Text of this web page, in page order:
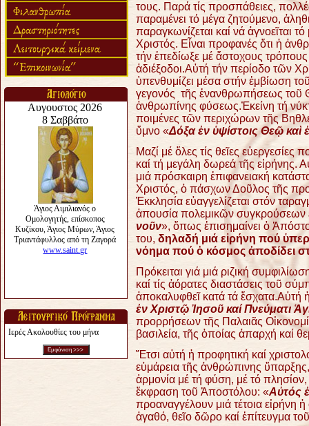
Ιερές Ακολουθίες του μήνα
τους. Παρά τίς προσπάθειες,
παραμένει τό μέγα ζητούμενο,
παραγκωνίζεται καί νά ἀγνοεῖται
Χριστός. Εἶναι προφανές ὅτι ἡ
τήν ἐπεδίωξε μέ ἄστοχους
ἀδιέξοδοι.Αὐτή τήν περίοδο τῶν
ὑπενθυμίζει μέσα στήν ἐμβίωση
γεγονός τῆς ἐνανθρωπήσεως τοῦ
ἀνθρωπίνης φύσεως.Ἐκείνη τή
ποιμένες τῶν περιχώρων τῆς
ὕμνο «Δόξαἐν ὑψίστοις Θεῷκαὶ ἐ
Μαζί μέ ὅλες τίς θεῖες
καί τή μεγάλη δωρεά τῆς εἰρήνης.
μιά πρόσκαιρη ἐπιφανειακή
Χριστός, ὁ πάσχων Δοῦλος τῆς
Ἐκκλησία εὐαγγελίζεται στόν
ἀπουσία πολεμικῶν συγκρούσεων
νοῦν», ὅπως ἐπισημαίνει ὁ
του, δηλαδή μιά εἰρήνη πού
νόημα πού ὁ κόσμος ἀποδίδει
Πρόκειται γιά μιά ριζική
καί τίς ἀόρατες διαστάσεις τοῦ
ἀποκαλυφθεῖ κατά τά ἔσχατα.Αὐτή
ἐν Χριστῷ Ἰησοῦ καί Πνεύματι
προρρήσεων τῆς Παλαιᾶς
βασιλεία, τῆς ὁποίας ἀπαρχή καί
Ἔτσι αὐτή ἡ προφητική καί
εὐμάρεια τῆς ἀνθρώπινης
ἁρμονία μέ τή φύση, μέ τό
ἔκφραση τοῦ Ἀποστόλου: «Αὐτός
προαναγγέλουν μιά τέτοια εἰρήνη
ἀγαθό, θεῖο δῶρο καί ἐπίτευγμα